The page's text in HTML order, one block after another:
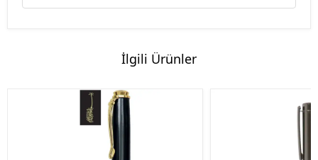
İlgili Ürünler